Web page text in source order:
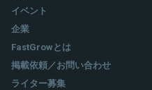
イベント
企業
FastGrowとは
掲載依頼／お問い合わせ
ライター募集